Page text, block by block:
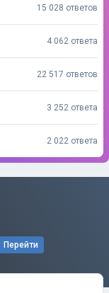
15 028 ответов
4 062 ответа
22 517 ответов
3 252 ответа
2 022 ответа
Перейти